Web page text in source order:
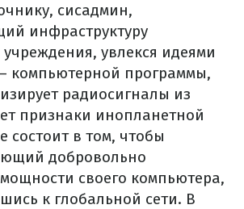
сисадмин,
инфраструктуру
увлекся идеями
– компьютерной программы,
радиосигналы из
признаки инопланетной
состоит в том, чтобы
добровольно
своего компьютера,
к глобальной сети. В